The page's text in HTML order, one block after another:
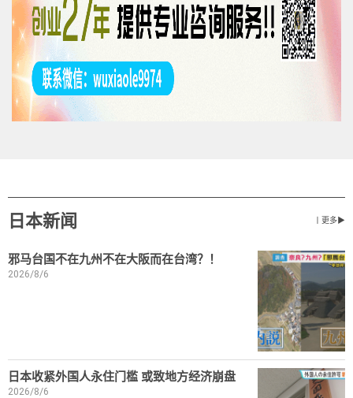
日本新闻 丨更多▶
邪马台国不在九州不在大阪而在台湾？！
2026/8/6
日本收紧外国人永住门槛 或致地方经济崩盘
2026/8/6